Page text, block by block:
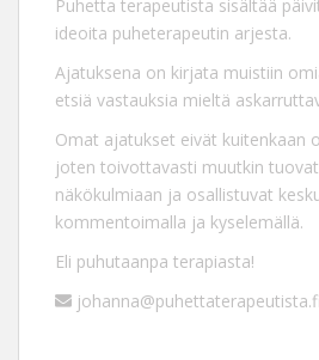
Puhetta terapeutista sisältää
ideoita puheterapeutin arjesta.
Ajatuksena on kirjata muistiin
etsiä vastauksia mieltä
Omat ajatukset eivät kuitenkaan
joten toivottavasti muutkin
näkökulmiaan ja osallistuvat
kommentoimalla ja kyselemällä.
Eli puhutaanpa terapiasta!
johanna@puhettaterapeutista.fi